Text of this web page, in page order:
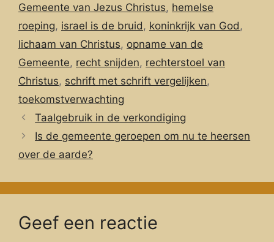
Gemeente van Jezus Christus, hemelse
roeping, israel is de bruid , koninkrijk van God ,
lichaam van Christus, opname van de
Gemeente, recht snijden, rechterstoel van
Christus, schrift met schrift vergelijken,
toekomstverwachting
Taalgebruik in de verkondiging
Is de gemeente geroepen om nu te heersen
over de aarde?
Geef een reactie